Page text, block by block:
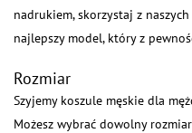
nadrukiem, skorzystaj z
najlepszy model, który z
Rozmiar
Szyjemy koszule męskie dla
Możesz wybrać dowolny